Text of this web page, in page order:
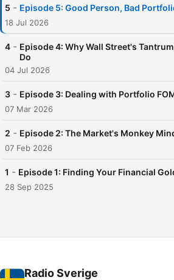
5 - Episode 5: Good Person, Bad
18 Jul 2026
4 - Episode 4: Why Wall Street's
Do
04 Jul 2026
3 - Episode 3: Dealing with Portfolio
07 Mar 2026
2 - Episode 2: The Market's Monkey
07 Feb 2026
1 - Episode 1: Finding Your Financial
28 Sep 2025
Radio Sverige